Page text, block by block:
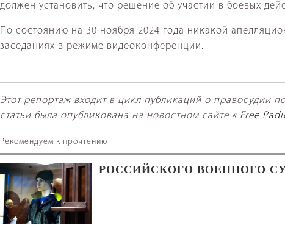
должен установить, что решение об участии в боевых
По состоянию на 30 ноября 2024 года никакой
заседаниях в режиме видеоконференции.
Этот репортаж входит в цикл публикаций о правосудии
статьи была опубликована на новостном сайте « Free
Рекомендуем к прочтению
РОССИЙСКОГО ВОЕННОГО